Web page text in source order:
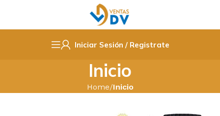
Iniciar Sesión / Registrate
Inicio
Home Inicio